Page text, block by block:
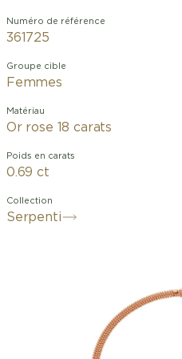
Numéro de référence
361725
Groupe cible
Femmes
Matériau
Or rose 18 carats
Poids en carats
0.69 ct
Collection
Serpenti
pouvoir, l'icône
un symbole de
depuis 1948.
irrésistible et